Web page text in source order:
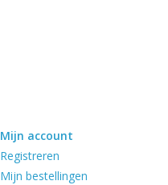
Mijn account
Registreren
Mijn bestellingen